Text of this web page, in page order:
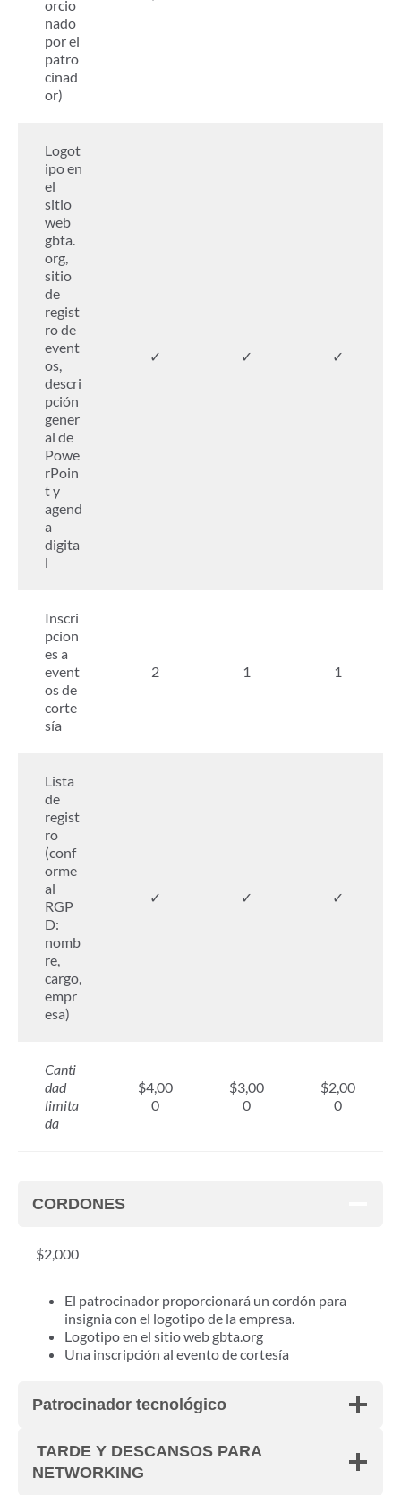
orcio
nado
por el
patro
cinad
or)
Logot
ipo en
el
sitio
web
gbta.
org,
sitio
de
regist
ro de
event
os,
descri
pción
gener
al de
Powe
rPoin
t y
agend
a
digita
l
✓ ✓ ✓
Inscri
pcion
es a
event
os de
corte
sía
2 1 1
Lista
de
regist
ro
(conf
orme
al
RGP
D:
nomb
re,
cargo,
empr
esa)
✓ ✓ ✓
Canti
dad
limita
da
$4,00
0
$3,00
0
$2,00
0
CORDONES
$2,000
El patrocinador proporcionará un cordón para
insignia con el logotipo de la empresa.
Logotipo en el sitio web gbta.org
Una inscripción al evento de cortesía
Patrocinador tecnológico
TARDE Y DESCANSOS PARA
NETWORKING